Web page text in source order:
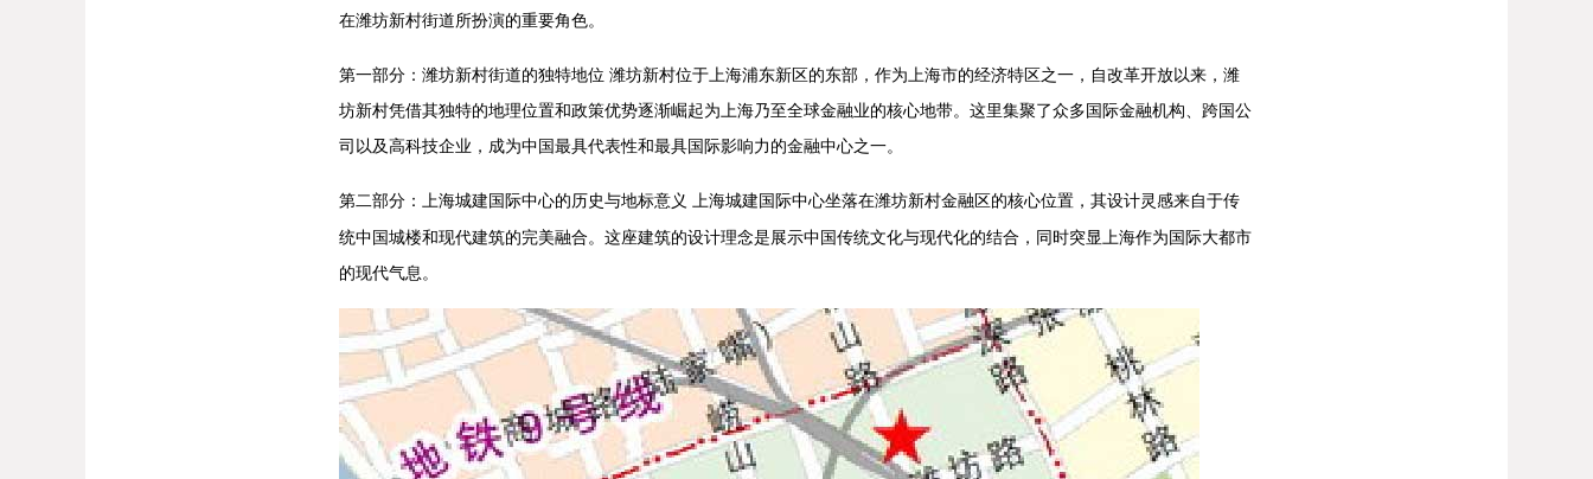
在潍坊新村街道所扮演的重要角色。
第一部分：潍坊新村街道的独特地位 潍坊新村位于上海浦东新区的东部，作为上海市的经济特区之一，自改革开放以来，潍
坊新村凭借其独特的地理位置和政策优势逐渐崛起为上海乃至全球金融业的核心地带。这里集聚了众多国际金融机构、跨国公
司以及高科技企业，成为中国最具代表性和最具国际影响力的金融中心之一。
第二部分：上海城建国际中心的历史与地标意义 上海城建国际中心坐落在潍坊新村金融区的核心位置，其设计灵感来自于传
统中国城楼和现代建筑的完美融合。这座建筑的设计理念是展示中国传统文化与现代化的结合，同时突显上海作为国际大都市
的现代气息。